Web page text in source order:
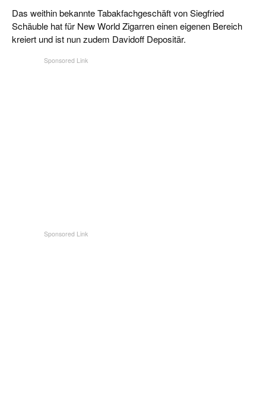
REISE & LÄNDER
Das weithin bekannte Tabakfachgeschäft von Siegfried
Schäuble hat für New World Zigarren einen eigenen Bereich
kreiert und ist nun zudem Davidoff Depositär.